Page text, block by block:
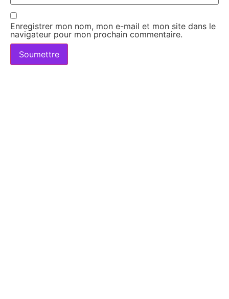
Enregistrer mon nom, mon e-mail et mon site dans le
navigateur pour mon prochain commentaire.